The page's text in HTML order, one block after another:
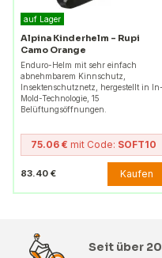
auf Lager
Alpina Kinderhelm – Rupi
Camo Orange
Enduro-Helm mit sehr einfach
abnehmbarem Kinnschutz,
Insektenschutznetz, hergestellt in In-
Mold-Technologie, 15
Belüftungsöffnungen.
75.06 € mit Code: SOFT10
83.40 € Kaufen
Seit über